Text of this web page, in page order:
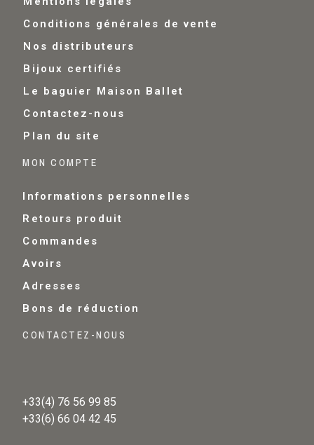
Conditions générales de vente
Nos distributeurs
Bijoux certifiés
Le baguier Maison Ballet
Contactez-nous
Plan du site
MON COMPTE
Informations personnelles
Retours produit
Commandes
Avoirs
Adresses
Bons de réduction
CONTACTEZ-NOUS
+33(4) 76 56 99 85
+33(6) 66 04 42 45